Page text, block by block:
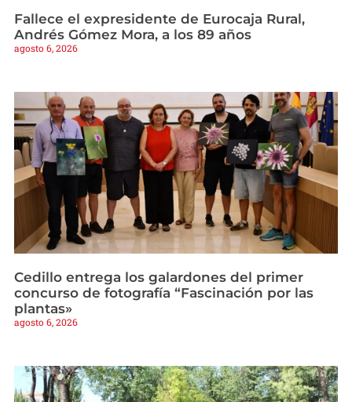
Fallece el expresidente de Eurocaja Rural,
Andrés Gómez Mora, a los 89 años
agosto 6, 2026
Cedillo entrega los galardones del primer
concurso de fotografía “Fascinación por las
plantas»
agosto 6, 2026